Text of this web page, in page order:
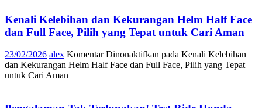
Kenali Kelebihan dan Kekurangan Helm Half Face
dan Full Face, Pilih yang Tepat untuk Cari Aman
23/02/2026 alex Komentar Dinonaktifkan pada Kenali Kelebihan
dan Kekurangan Helm Half Face dan Full Face, Pilih yang Tepat
untuk Cari Aman